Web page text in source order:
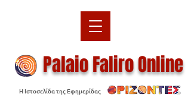
Palaio Faliro Online
Η Ιστοσελίδα της Εφημερίδας